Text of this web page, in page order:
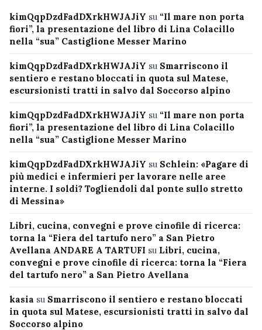
kimQqpDzdFadDXrkHWJAJiY su “Il mare non porta
fiori”, la presentazione del libro di Lina Colacillo
nella “sua” Castiglione Messer Marino
kimQqpDzdFadDXrkHWJAJiY su Smarriscono il
sentiero e restano bloccati in quota sul Matese,
escursionisti tratti in salvo dal Soccorso alpino
kimQqpDzdFadDXrkHWJAJiY su “Il mare non porta
fiori”, la presentazione del libro di Lina Colacillo
nella “sua” Castiglione Messer Marino
kimQqpDzdFadDXrkHWJAJiY su Schlein: «Pagare di
più medici e infermieri per lavorare nelle aree
interne. I soldi? Togliendoli dal ponte sullo stretto
di Messina»
Libri, cucina, convegni e prove cinofile di ricerca:
torna la “Fiera del tartufo nero” a San Pietro
Avellana ANDARE A TARTUFI su Libri, cucina,
convegni e prove cinofile di ricerca: torna la “Fiera
del tartufo nero” a San Pietro Avellana
kasia su Smarriscono il sentiero e restano bloccati
in quota sul Matese, escursionisti tratti in salvo dal
Soccorso alpino